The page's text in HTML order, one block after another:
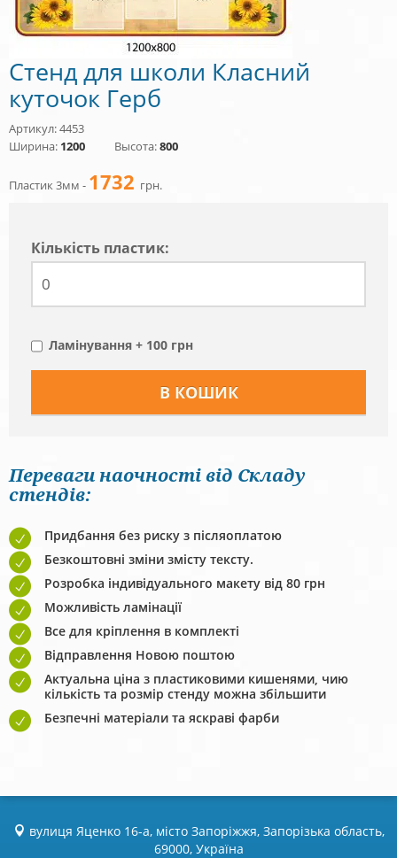
Стенд для школи Класний
куточок Герб
Артикул: 4453
Ширина: 1200 Высота:800
Пластик 3мм - 1732 грн.
Кiлькiсть пластик:
Ламінування + 100 грн
Переваги наочності від Складу
стендів:
Придбання без риску з післяоплатою
Безкоштовні зміни змісту тексту.
Розробка індивідуального макету від 80 грн
Можливість ламінації
Все для кріплення в комплекті
Відправлення Новою поштою
Актуальна ціна з пластиковими кишенями, чию
кількість та розмір стенду можна збільшити
Безпечні матеріали та яскраві фарби
вулиця Яценко 16-а, місто Запоріжжя, Запорізька область,
69000, Україна